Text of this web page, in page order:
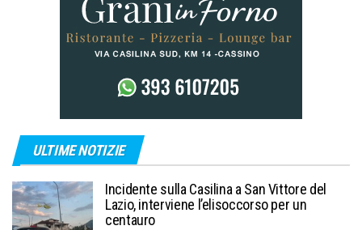
ULTIME NOTIZIE
Incidente sulla Casilina a San Vittore del
Lazio, interviene l’elisoccorso per un
centauro